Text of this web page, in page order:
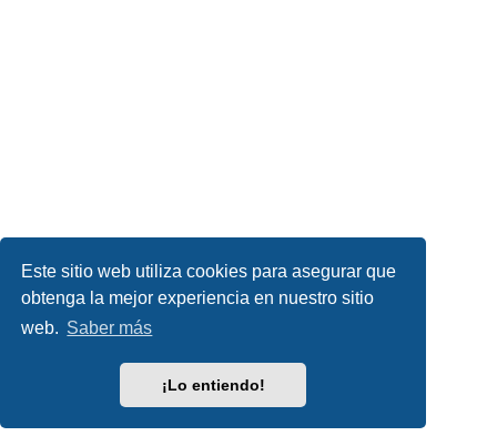
Este sitio web utiliza cookies para asegurar que
obtenga la mejor experiencia en nuestro sitio
web. Saber más
¡Lo entiendo!